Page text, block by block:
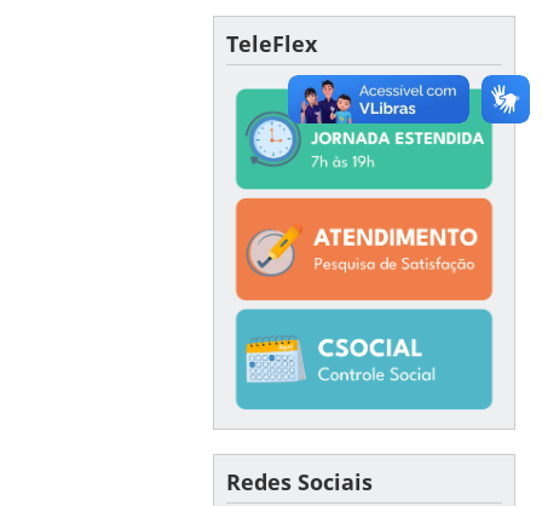
TeleFlex
Redes Sociais